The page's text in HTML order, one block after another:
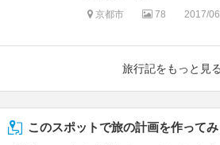
京都市 78 2017/
旅行記をもっと見る
このスポットで旅の計画を作って